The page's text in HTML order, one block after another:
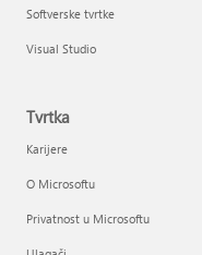
Softverske tvrtke
Visual Studio
Tvrtka
Karijere
O Microsoftu
Privatnost u Microsoftu